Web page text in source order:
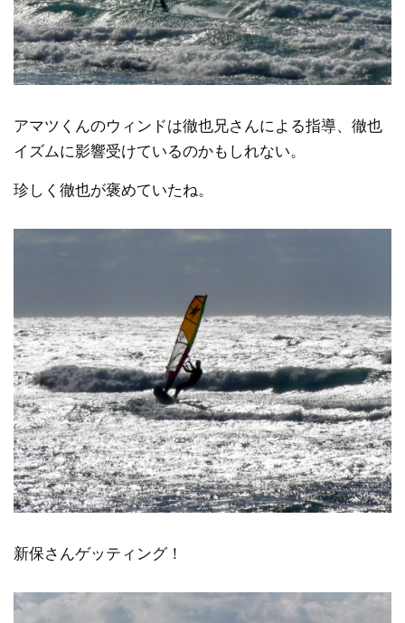
アマツくんのウィンドは徹也兄さんによる指導、徹也
イズムに影響受けているのかもしれない。
珍しく徹也が褒めていたね。
新保さんゲッティング！